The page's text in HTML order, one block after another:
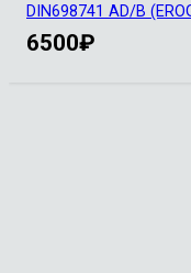
DIN698741 AD/B
6500₽